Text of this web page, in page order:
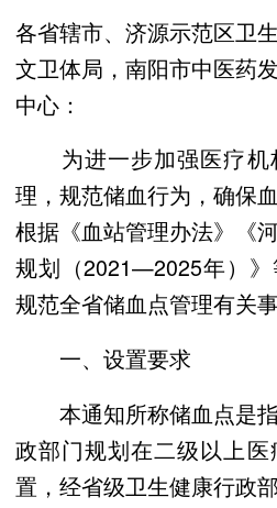
各省辖市、济源示范区卫
文卫体局，南阳市中医药
中心：
为进一步加强医疗机
理，规范储血行为，确保
根据《血站管理办法》《
规划（2021—2025年）
规范全省储血点管理有关
一、设置要求
本通知所称储血点是指
政部门规划在二级以上
置，经省级卫生健康行政